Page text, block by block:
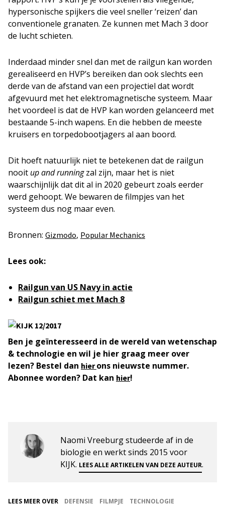
hypersonische spijkers die veel sneller ‘reizen’ dan
conventionele granaten. Ze kunnen met Mach 3 door
de lucht schieten.
Inderdaad minder snel dan met de railgun kan worden
gerealiseerd en HVP’s bereiken dan ook slechts een
derde van de afstand van een projectiel dat wordt
afgevuurd met het elektromagnetische systeem. Maar
het voordeel is dat de HVP kan worden gelanceerd met
bestaande 5-inch wapens. En die hebben de meeste
kruisers en torpedobootjagers al aan boord.
Dit hoeft natuurlijk niet te betekenen dat de railgun
nooit up and runningzal zijn, maar het is niet
waarschijnlijk dat dit al in 2020 gebeurt zoals eerder
werd gehoopt. We bewaren de filmpjes van het
systeem dus nog maar even.
Bronnen: Gizmodo, Popular Mechanics
Lees ook:
Railgun van US Navy in actie
Railgun schiet met Mach 8
Ben je geïnteresseerd in de wereld van wetenschap
& technologie en wil je hier graag meer over
lezen? Bestel dan hierons nieuwste nummer.
Abonnee worden? Dat kan hier!
Naomi Vreeburg studeerde af in de
biologie en werkt sinds 2015 voor
KIJK. LEES ALLE ARTIKELEN VAN DEZE AUTEUR.
LEES MEER OVER DEFENSIE FILMPJE
TECHNOLOGIE